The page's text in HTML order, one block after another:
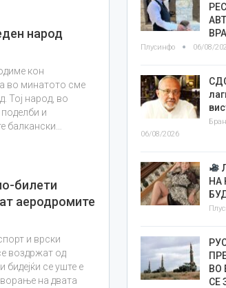
народ
кон
во минатото сме
Тој народ, во
и
балкански…
билети
аеродромите
и врски
воздржат од
бидејќи се уште е
на двата
Плусинфо 06/08/
06/08/2026
НА
ВО
СЕ